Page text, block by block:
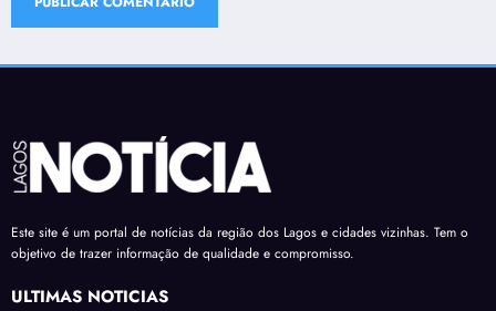
Este site é um portal de notícias da região dos Lagos e cidades vizinhas. Tem o
objetivo de trazer informação de qualidade e compromisso.
ÚLTIMAS NOTÍCIAS